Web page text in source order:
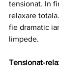
tensionat. In
relaxare
fie dramatic
limpede.
Tensionat-